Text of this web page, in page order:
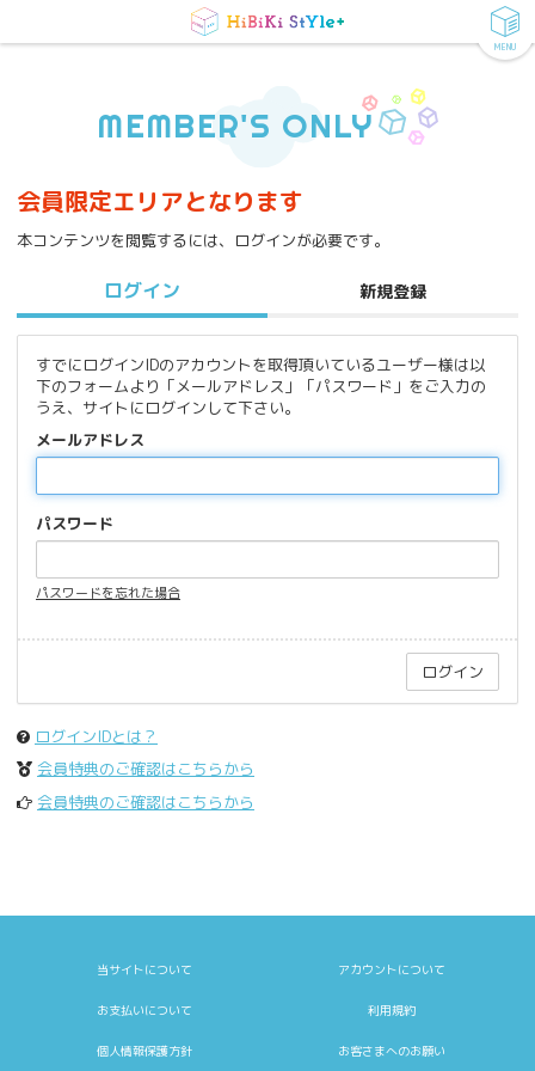
MENU
MEMBER'S ONLY
会員限定エリアとなります
本コンテンツを閲覧するには、ログインが必要です。
ログイン 新規登録
すでにログインIDのアカウントを取得頂いているユーザー様は以
下のフォームより「メールアドレス」「パスワード」をご入力の
うえ、サイトにログインして下さい。
メールアドレス
パスワード
パスワードを忘れた場合
ログインIDとは？
会員特典のご確認はこちらから
会員特典のご確認はこちらから
当サイトについて アカウントについて
お支払いについて 利用規約
個人情報保護方針 お客さまへのお願い